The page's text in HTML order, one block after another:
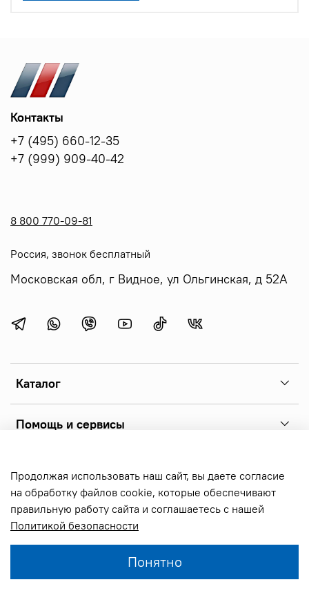
В корзину
Каталог
Помощь и сервисы
Контакты
+7 (495) 660-12-35
+7 (999) 909-40-42
8 800 770-09-81
Россия, звонок бесплатный
Московская обл, г Видное, ул Ольгинская, д 52А
Copyright 2026 © sonoff.ru - фирменный интернет-магазин
реле sonoff, выключателей и аксессуаров. Все права
защищены.
Продолжая использовать наш сайт, вы даете согласие
на обработку файлов cookie, которые обеспечивают
правильную работу сайта и соглашаетесь с нашей
Политикой безопасности
Понятно